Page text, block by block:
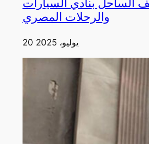
الساحل بنادي السيارات
والرحلات المصري
20 يوليو، 2025